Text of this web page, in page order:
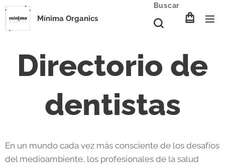
Mínima Organics
Buscar
Directorio de
dentistas
En un mundo cada vez más consciente de los desafíos
del medioambiente, los profesionales de la salud